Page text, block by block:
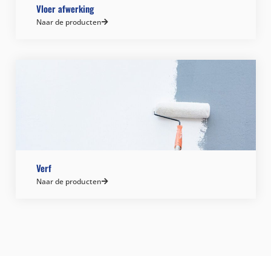
Vloer afwerking
Naar de producten
Verf
Naar de producten